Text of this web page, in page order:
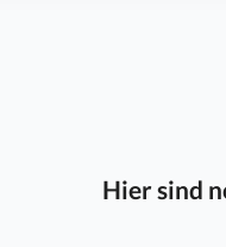
Hier sind